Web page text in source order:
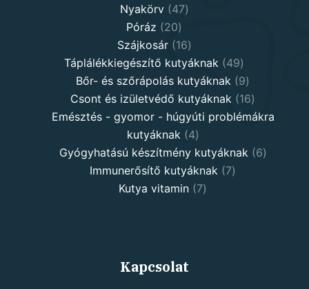
Nyakörv 4747
Póráz 2020
products
Szájkosár 1616
products
Táplálékkiegészítő kutyáknak 4949
products
Bőr- és szőrápolás kutyáknak 99
products
Csont és izületvédő kutyáknak 1616
products
Emésztés - gyomor - húgyúti problémákra
kutyáknak
44
products
Gyógyhatású készítmény kutyáknak 66
Immunerősítő kutyáknak 77
Kutya vitamin 77
Kapcsolat